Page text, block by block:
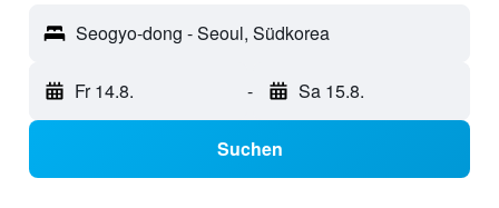
Seogyo-dong - Seoul, Südkorea
Fr 14.8. - Sa 15.8.
Suchen